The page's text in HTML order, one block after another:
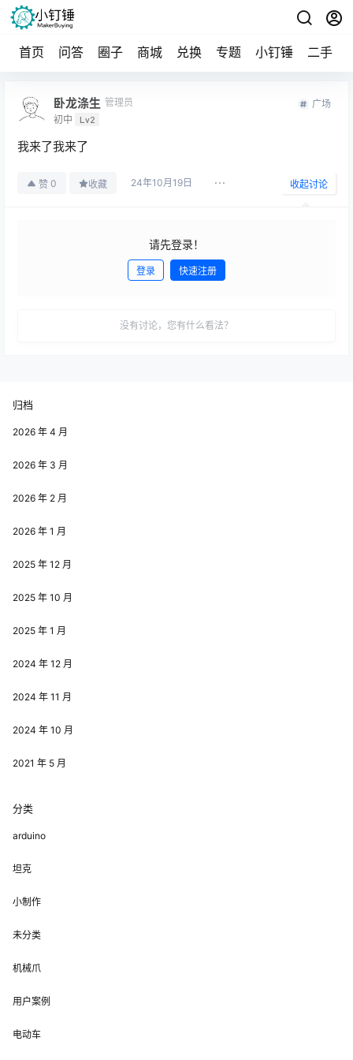
首页 问答 圈子 商城 兑换 专题 小钉锤 二手
卧龙涤生 管理员
初中
Lv2
广场
我来了我来了
赞 0 收藏 24年10月19日 收起讨论
请先登录！
登录 快速注册
没有讨论，您有什么看法？
归档
2026 年 4 月
2026 年 3 月
2026 年 2 月
2026 年 1 月
2025 年 12 月
2025 年 10 月
2025 年 1 月
2024 年 12 月
2024 年 11 月
2024 年 10 月
2021 年 5 月
分类
arduino
坦克
小制作
未分类
机械爪
用户案例
电动车